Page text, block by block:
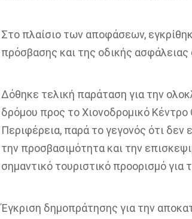
Στο πλαίσιο των αποφάσεων,
πρόσβασης και της οδικής
Δόθηκε τελική παράταση για την
δρόμου προς το Χιονοδρομικό Κέντρο
Περιφέρεια, παρά το γεγονός ότι
την προσβασιμότητα και την
σημαντικό τουριστικό προορισμό για
Έγκριση δημοπράτησης για την